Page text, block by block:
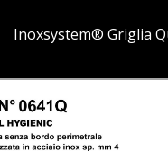
Inoxsystem® Griglia